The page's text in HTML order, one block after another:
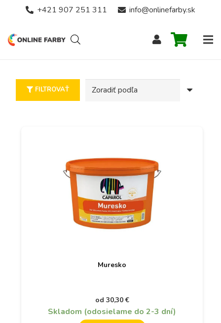
+421 907 251 311 info@onlinefarby.sk
FILTROVAŤ
Muresko
od 30,30€
Skladom (odosielame do 2-3 dní)